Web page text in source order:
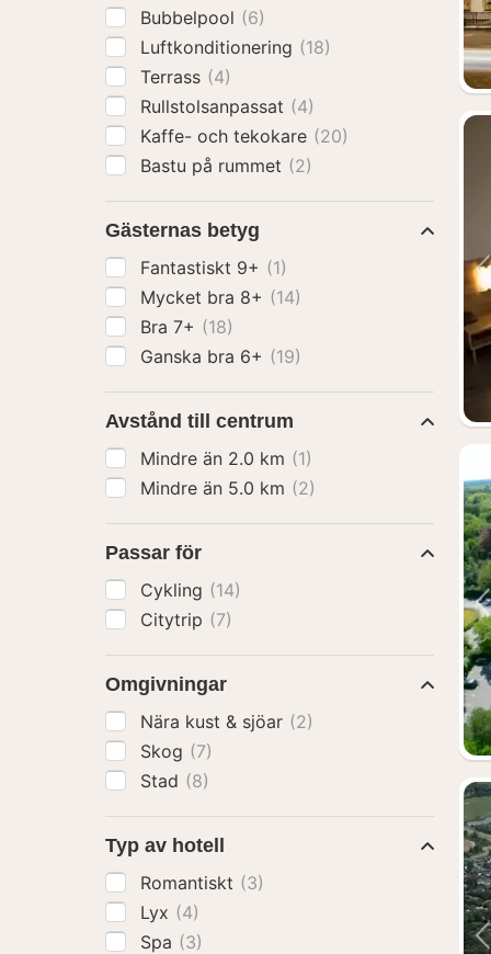
Bubbelpool (6)
Luftkonditionering (18)
Terrass (4)
Rullstolsanpassat (4)
Kaffe- och tekokare (20)
Bastu på rummet (2)
Gästernas betyg
Fantastiskt 9+ (1)
Mycket bra 8+ (14)
Bra 7+ (18)
Ganska bra 6+ (19)
Avstånd till centrum
Mindre än 2.0 km (1)
Mindre än 5.0 km (2)
Passar för
Cykling (14)
Citytrip (7)
Omgivningar
Nära kust & sjöar (2)
Skog (7)
Stad (8)
Typ av hotell
Romantiskt (3)
Lyx (4)
Spa (3)